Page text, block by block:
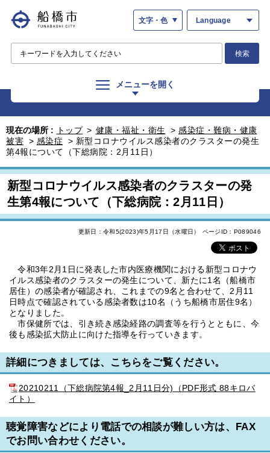
文字・色 Language
検索
メニューを開く
現在の場所 : トップ > 健康・福祉・衛生 > 感染症・難病・健康
被害 > 感染症 > 新型コロナウイルス感染者のクラスターの発生
第4報について（下総病院：2月11日）
新型コロナウイルス感染者のクラスターの発
生第4報について（下総病院：2月11日）
更新日：令和5(2023)年5月17日（水曜日） ページID：P089046
令和3年2月1日に発表した市内医療機関における新型コロナウ
イルス感染者のクラスターの発生について、新たに1名（船橋市
居住）の感染者が確認され、これまでの9名と合わせて、2月11
日時点で確認されている感染者数は10名（うち船橋市居住9名）
となりました。
市保健所では、引き続き感染経路の調査等を行うとともに、今
後も感染拡大防止に向けた指導を行っていきます。
詳細につきましては、こちらをご覧ください。
20210211（下総病院第4報_2月11日分)（PDF形式 88キロバ
イト）
聴覚障害などにより電話での相談が難しい方は、FAX
でお問い合わせください。